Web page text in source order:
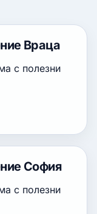
Враца
с полезни
София
с полезни